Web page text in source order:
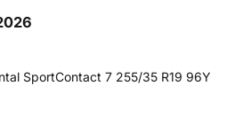
7
SportContact 7 255/35 R19 96Y